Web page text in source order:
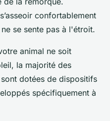
confortablement
se sente pas à l'étroit.
animal ne soit
la majorité des
dotées de dispositifs
spécifiquement à